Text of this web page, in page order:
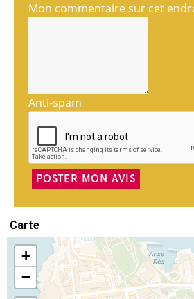
Mon commentaire sur cet
Anti-spam
POSTER MON AVIS
Carte
+
−